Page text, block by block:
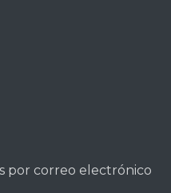
por correo electrónico